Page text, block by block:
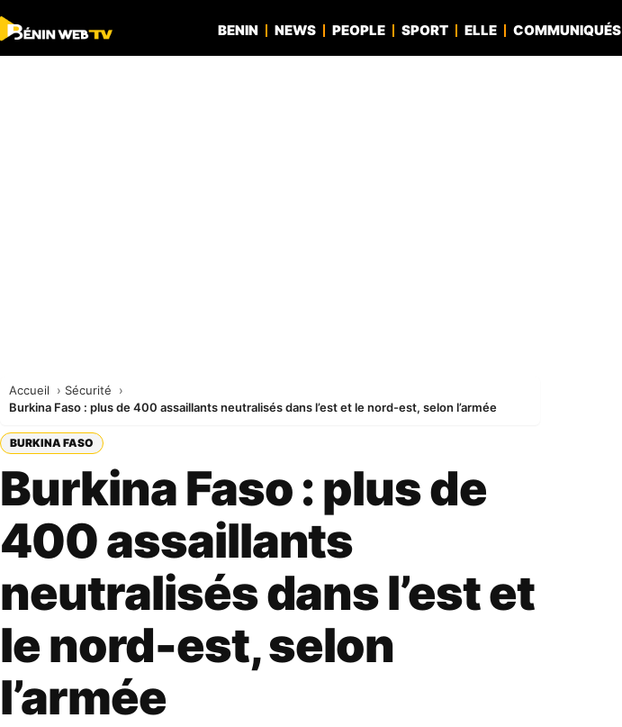
BENIN NEWS PEOPLE SPORT ELLE COMMUNIQUÉS
Accueil
Sécurité
Burkina Faso : plus de 400 assaillants neutralisés dans l’est et le nord-est, selon l’armée
BURKINA FASO
Burkina Faso : plus de
400 assaillants
neutralisés dans l’est et
le nord-est, selon
l’armée